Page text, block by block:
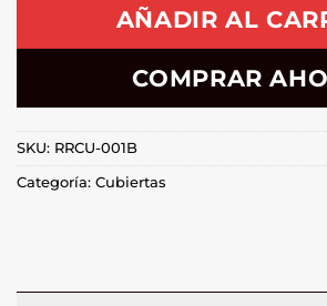
AÑADIR AL
COMPRAR
SKU: RRCU-001B
Categoría: Cubiertas